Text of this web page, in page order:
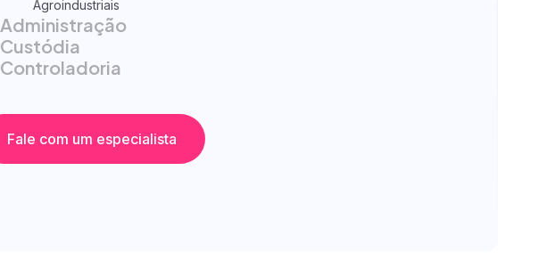
Agroindustriais
Administração
Custódia
Controladoria
Fale com um especialista